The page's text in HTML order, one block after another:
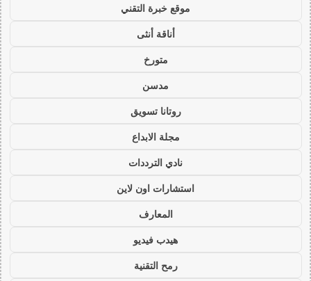
موقع خبرة التقني
أناقة أنثى
متورخ
مدسن
روتانا تسويق
مجلة الابداع
نادي الترددات
استشارات اون لاين
المعارف
هيدب فيديو
رمح التقنية